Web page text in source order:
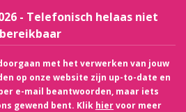
- Telefonisch helaas niet
bereikbaar
met het verwerken van jouw
op onze website zijn up-to-date en
e-mail beantwoorden, maar iets
gewend bent. Klik hiervoor meer